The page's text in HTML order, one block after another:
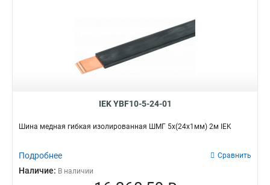
IEK YBF10-5-24-01
Шина медная гибкая изолированная ШМГ 5х(24х1мм) 2м IEK
Подробнее Сравнить
Наличие: В наличии